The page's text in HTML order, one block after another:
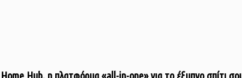
Home Hub, η πλατφόρμα «all-in-one» για το έξυπνο σπίτι